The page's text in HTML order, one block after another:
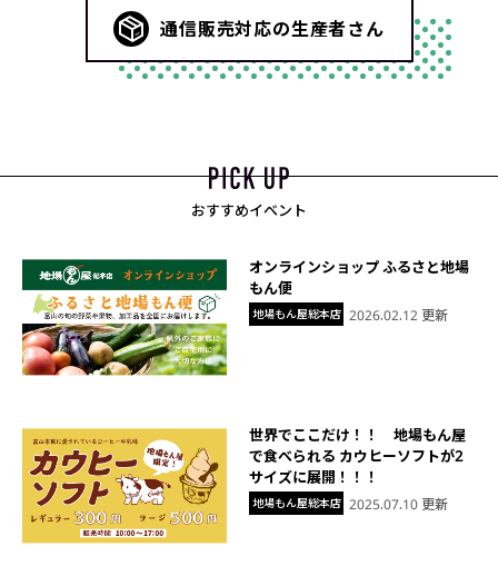
通信販売対応の生産者さん
おすすめイベント
地場もん屋総本店
オンラインショップ ふるさと地場
もん便
2026.02.12 更新
地場もん屋総本店
世界でここだけ！！ 地場もん屋
で食べられる カウヒーソフトが2
サイズに展開！！！
2025.07.10 更新